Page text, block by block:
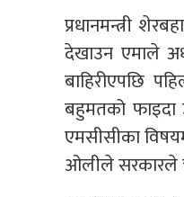
प्रधानमन्त्री
देखाउन एमाले
बाहिरीएपछि
बहुमतको फाइदा
एमसीसीका
ओलीले सरकारले